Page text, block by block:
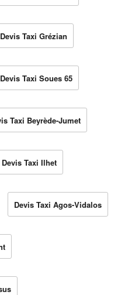
Devis Taxi Grézian
Devis Taxi Soues 65
Taxi Beyrède-Jumet
Devis Taxi Ilhet
Devis Taxi Agos-Vidalos